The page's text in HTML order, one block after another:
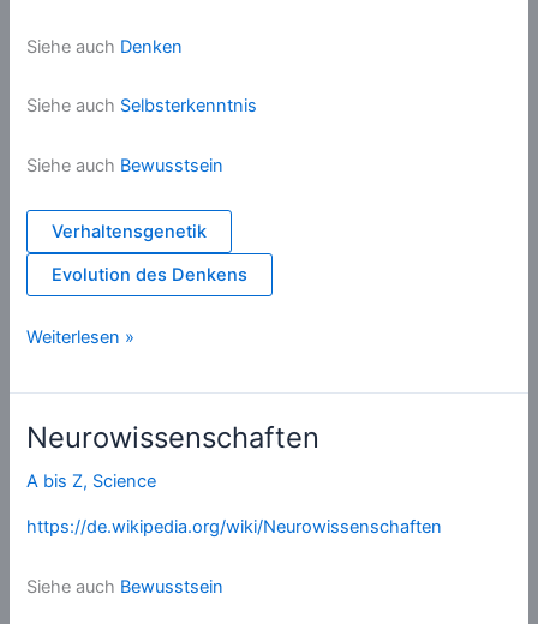
Siehe auch Denken
Siehe auch Selbsterkenntnis
Siehe auch Bewusstsein
Verhaltensgenetik
Evolution des Denkens
Metakognition
Weiterlesen »
Neurowissenschaften
A bis Z, Science
https://de.wikipedia.org/wiki/Neurowissenschaften
Siehe auch Bewusstsein